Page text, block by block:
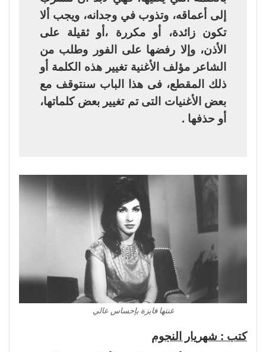
إلى أعماقه، وتذوب في وجدانه، ويجب ألا
تكون زائدة، أو مكررة ،أو ثقيلة على
الأذن، وإلا رفضها على الفور وطلب من
الشاعر مؤلف الأغنية تغيير هذه الكلمة أو
ذلك المقطع، فى هذا الباب سنتوقف مع
بعض الأغنيات التى تم تغيير بعض كلماتها،
أو حذفها .
غنتها فايزة بإحساس عالي
كتب : شهريار النجوم